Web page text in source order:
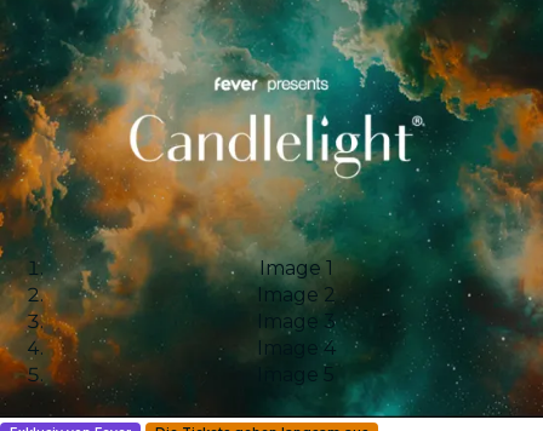
Image 1
Image 2
Image 3
Image 4
Image 5